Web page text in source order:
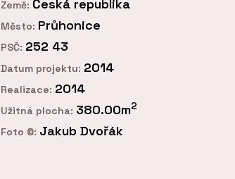
Země: Česká republika
Město: Průhonice
PSČ: 252 43
Datum projektu: 2014
Realizace: 2014
Užitná plocha: 380.00m2
Foto ©: Jakub Dvořák